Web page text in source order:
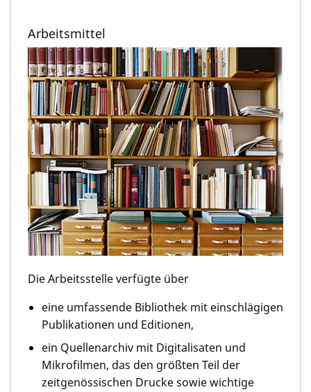
Arbeitsmittel
Die Arbeitsstelle verfügte über
eine umfassende Bibliothek mit einschlägigen
Publikationen und Editionen,
ein Quellenarchiv mit Digitalisaten und
Mikrofilmen, das den größten Teil der
zeitgenössischen Drucke sowie wichtige